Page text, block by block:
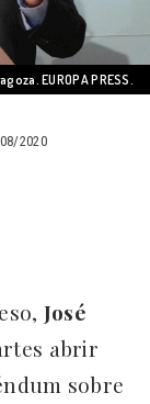
EUROPA PRESS.
2020
José
abrir
sobre